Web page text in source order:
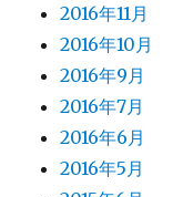
2016年11月
2016年10月
2016年9月
2016年7月
2016年6月
2016年5月